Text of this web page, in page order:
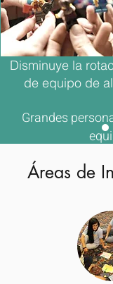
Disminuye la
de equipo de
Grandes
Áreas de